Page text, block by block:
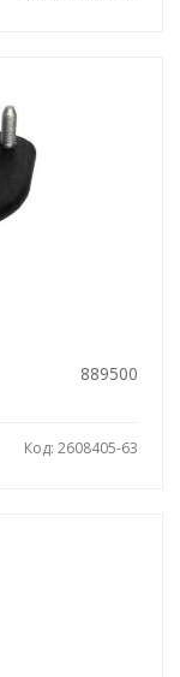
889500
Код: 2608405-63